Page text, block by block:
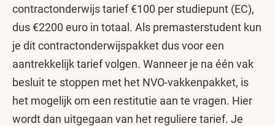
contractonderwijs tarief €100 per studiepunt (EC),
dus €2200 euro in totaal. Als premasterstudent kun
je dit contractonderwijspakket dus voor een
aantrekkelijk tarief volgen. Wanneer je na één vak
besluit te stoppen met het NVO-vakkenpakket, is
het mogelijk om een restitutie aan te vragen. Hier
wordt dan uitgegaan van het reguliere tarief. Je